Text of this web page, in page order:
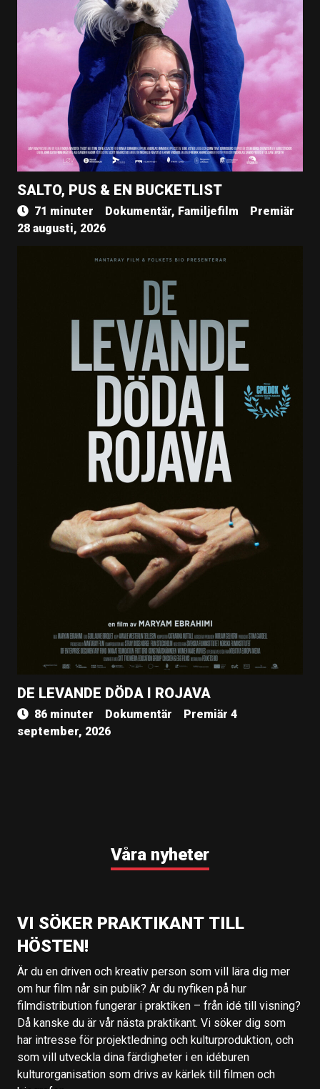
SALTO, PUS & EN BUCKETLIST
71 minuter Dokumentär, Familjefilm
Premiär
28 augusti, 2026
DE LEVANDE DÖDA I ROJAVA
86 minuter Dokumentär
Premiär 4
september, 2026
Våra nyheter
VI SÖKER PRAKTIKANT TILL
HÖSTEN!
Är du en driven och kreativ person som vill lära dig mer
om hur film når sin publik? Är du nyfiken på hur
filmdistribution fungerar i praktiken – från idé till visning?
Då kanske du är vår nästa praktikant. Vi söker dig som
har intresse för projektledning och kulturproduktion, och
som vill utveckla dina färdigheter i en idéburen
kulturorganisation som drivs av kärlek till filmen och